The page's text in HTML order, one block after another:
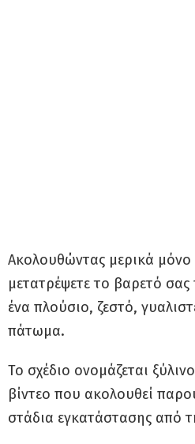
Ακολουθώντας μερικά
μετατρέψετε το βαρετό
ένα πλούσιο, ζεστό,
πάτωμα.
Το σχέδιο ονομάζεται
βίντεο που ακολουθεί
στάδια εγκατάστασης από